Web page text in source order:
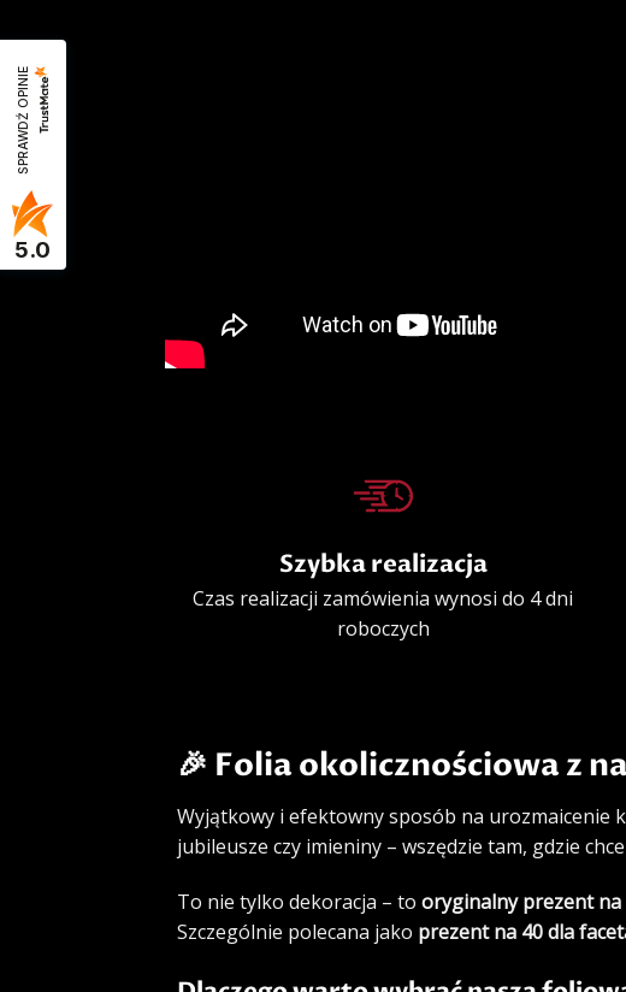
Szybka realizacja
Czas realizacji zamówienia wynosi do 4 dni
roboczych
🎉 Folia okolicznościowa z
Wyjątkowy i efektowny sposób na urozmaicenie
jubileusze czy imieniny – wszędzie tam, gdzie
To nie tylko dekoracja – to oryginalny prezent
Szczególnie polecana jako prezent na 40 dla
SPRAWDŹ OPINIE
5.0